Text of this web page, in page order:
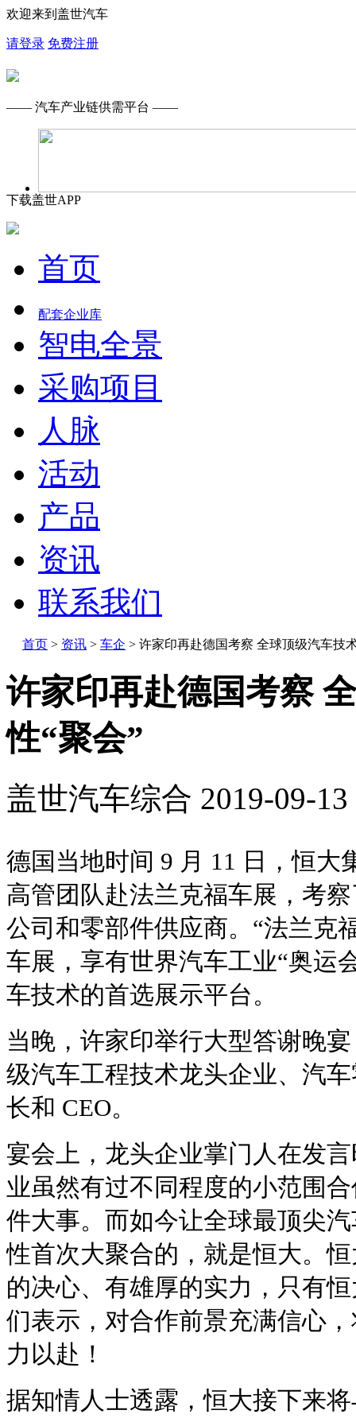
欢迎来到盖世汽车
请登录 免费注册
—— 汽车产业链供需平台 ——
下载盖世APP
首页
配套企业库
智电全景
采购项目
人脉
活动
产品
资讯
联系我们
首页 > 资讯 > 车企 > 许家印再赴德国考察 全球顶级汽车技
许家印再赴德国考察
性“聚会”
盖世汽车综合 2019-09-
德国当地时间 9 月 11 日，恒大
高管团队赴法兰克福车展，考
公司和零部件供应商。“法兰克
车展，享有世界汽车工业“奥运
车技术的首选展示平台。
当晚，许家印举行大型答谢晚
级汽车工程技术龙头企业、汽
长和 CEO。
宴会上，龙头企业掌门人在发
业虽然有过不同程度的小范围
件大事。而如今让全球最顶尖
性首次大聚合的，就是恒大。
的决心、有雄厚的实力，只有
们表示，对合作前景充满信心
力以赴！
据知情人士透露，恒大接下来